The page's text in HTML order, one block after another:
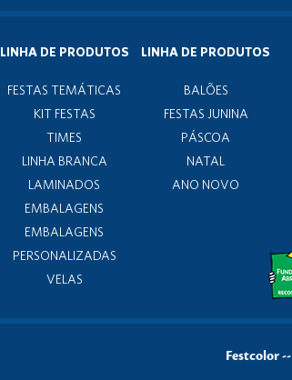
LINHA DE PRODUTOS
FESTAS TEMÁTICAS
KIT FESTAS
TIMES
LINHA BRANCA
LAMINADOS
EMBALAGENS
EMBALAGENS
PERSONALIZADAS
VELAS
LINHA DE PRODUTOS
BALÕES
FESTAS JUNINA
PÁSCOA
NATAL
ANO NOVO
Festcolor--